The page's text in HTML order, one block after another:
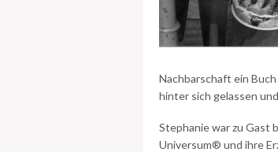
Nachbarschaft ein
hinter sich gelassen
Stephanie war zu Gast
Universum® und ihre